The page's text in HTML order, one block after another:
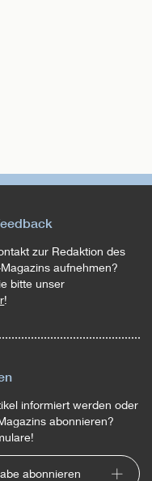
zur Redaktion des
aufnehmen?
bitte unser
!
informiert werden oder
abonnieren?
abonnieren